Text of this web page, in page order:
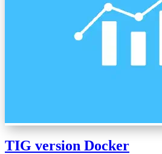
TIG version Docker